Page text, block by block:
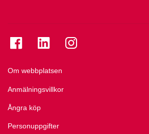
Om webbplatsen
Anmälningsvillkor
Ångra köp
Personuppgifter
Se folkuniversitetet på Facebook
Se folkuniversitetet på LinkedIn